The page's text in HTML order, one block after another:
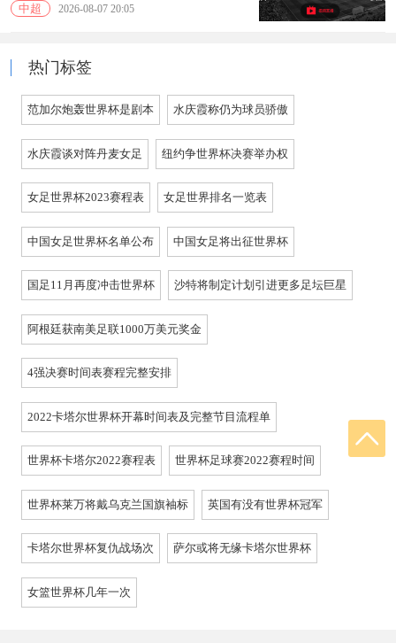
中超 2026-08-07 20:05
热门标签
范加尔炮轰世界杯是剧本 水庆霞称仍为球员骄傲
水庆霞谈对阵丹麦女足 纽约争世界杯决赛举办权
女足世界杯2023赛程表 女足世界排名一览表
中国女足世界杯名单公布 中国女足将出征世界杯
国足11月再度冲击世界杯 沙特将制定计划引进更多足坛巨星
阿根廷获南美足联1000万美元奖金
4强决赛时间表赛程完整安排
2022卡塔尔世界杯开幕时间表及完整节目流程单
世界杯卡塔尔2022赛程表 世界杯足球赛2022赛程时间
世界杯莱万将戴乌克兰国旗袖标 英国有没有世界杯冠军
卡塔尔世界杯复仇战场次 萨尔或将无缘卡塔尔世界杯
女篮世界杯几年一次